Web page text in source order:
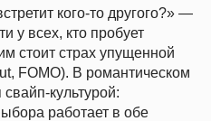
кого-то другого?» —
у всех, кто пробует
стоит страх упущенной
FOMO). В романтическом
свайп-культурой:
работает в обе